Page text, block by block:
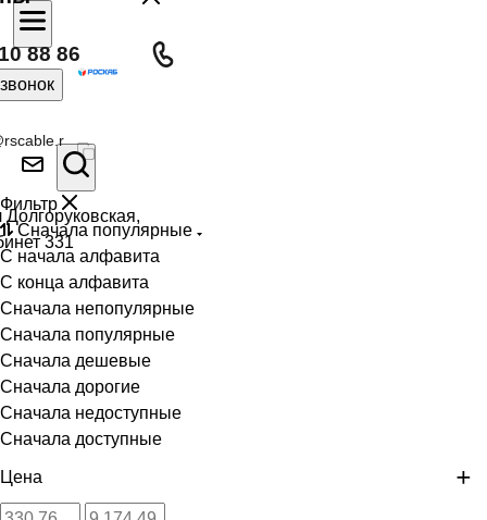
88 86
331
Фильтр
Сначала популярные
С начала алфавита
С конца алфавита
Сначала непопулярные
Сначала популярные
Сначала дешевые
Сначала дорогие
Сначала недоступные
Сначала доступные
Цена